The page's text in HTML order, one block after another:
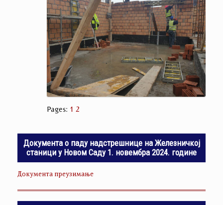
Pages: 1 2
Документа о паду надстрешнице на Железничкој
станици у Новом Саду 1. новембра 2024. године
Документа преузимање